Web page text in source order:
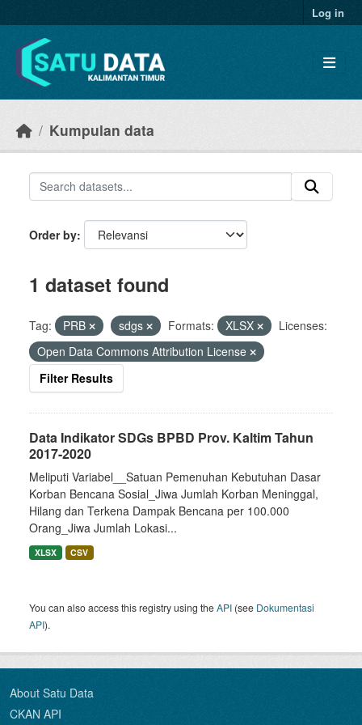
Log in
Kumpulan data
Order by
1 dataset found
Tag: PRB sdgs Formats: XLSX
Licenses:
Open Data Commons Attribution License
Filter Results
Data Indikator SDGs BPBD Prov. Kaltim Tahun
2017-2020
Meliputi Variabel__Satuan Pemenuhan Kebutuhan Dasar
Korban Bencana Sosial_Jiwa Jumlah Korban Meninggal,
Hilang dan Terkena Dampak Bencana per 100.000
Orang_Jiwa Jumlah Lokasi...
XLSX CSV
You can also access this registry using theAPI (see Dokumentasi
API).
About Satu Data
CKAN API